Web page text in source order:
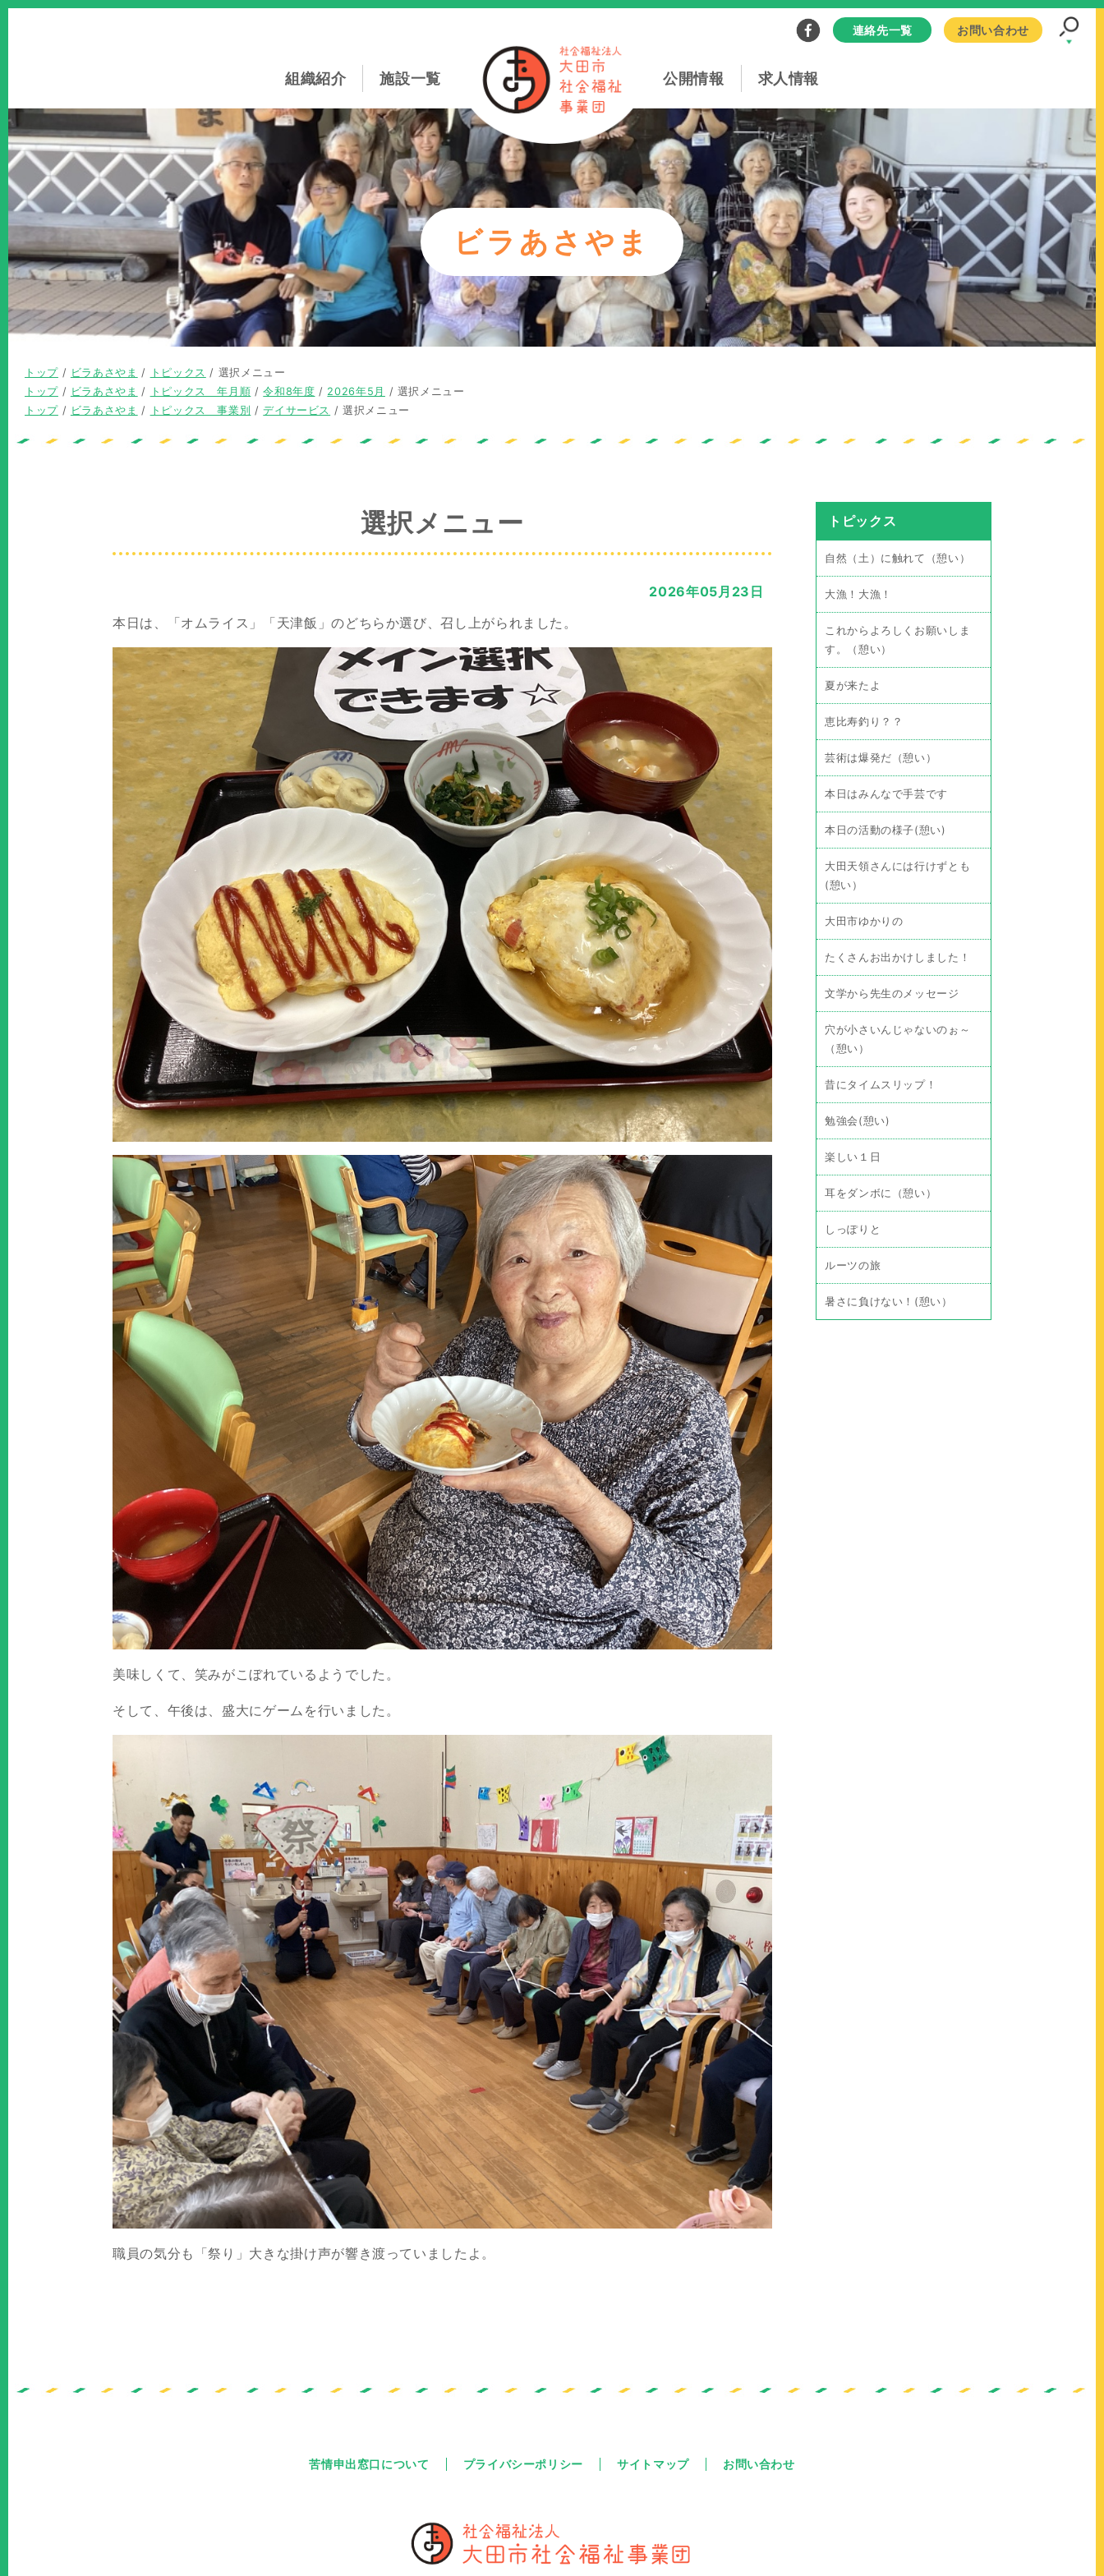
このページの本文へ
連絡先一覧 お問い合わせ
組織紹介 施設一覧 公開情報 求人情報
ビラあさやま
現
在
の
トップ/ ビラあさやま / トピックス / 選択メニュー
現
在
トップ/ ビラあさやま / トピックス 年月順 /令和8年度 / 2026年5月 / 選択メニュー
現
トップ/ ビラあさやま / トピックス 事業別 /デイサービス /選択メニュー
選択メニュー
2026年05月23日
本日は、「オムライス」「天津飯」のどちらか選び、召し上がられました。
美味しくて、笑みがこぼれているようでした。
そして、午後は、盛大にゲームを行いました。
職員の気分も「祭り」大きな掛け声が響き渡っていましたよ。
トピックス
自然（土）に触れて（憩い）
大漁！大漁！
これからよろしくお願いしま
す。（憩い）
夏が来たよ
恵比寿釣り？？
芸術は爆発だ（憩い）
本日はみんなで手芸です
本日の活動の様子(憩い)
大田天領さんには行けずとも
(憩い）
大田市ゆかりの
たくさんお出かけしました！
文学から先生のメッセージ
穴が小さいんじゃないのぉ～
（憩い）
昔にタイムスリップ！
勉強会(憩い)
楽しい１日
耳をダンボに（憩い）
しっぽりと
ルーツの旅
暑さに負けない！(憩い）
苦情申出窓口について プライバシーポリシー サイトマップ お問い合わせ